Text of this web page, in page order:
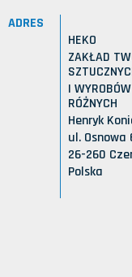
ADRES
HEKO
ZAKŁAD
I WYROBÓW
RÓŻNYCH
Henryk
ul. Osnowa
26-260
Polska